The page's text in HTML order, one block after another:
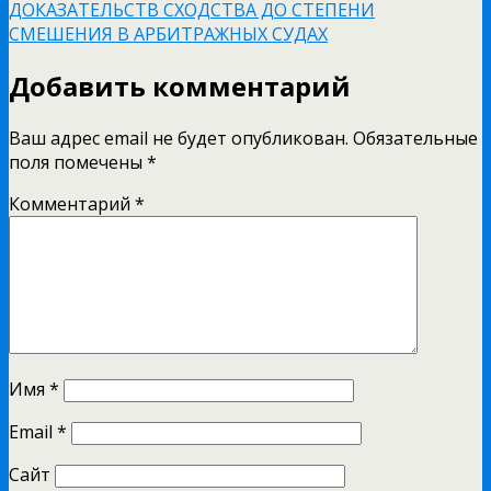
ДОКАЗАТЕЛЬСТВ СХОДСТВА ДО СТЕПЕНИ
СМЕШЕНИЯ В АРБИТРАЖНЫХ СУДАХ
Добавить комментарий
Ваш адрес email не будет опубликован. Обязательные
поля помечены *
Комментарий *
Имя *
Email *
Сайт